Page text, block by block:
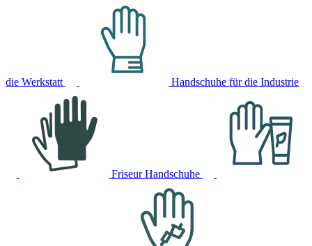
die Werkstatt Handschuhe für die Industrie
Friseur Handschuhe